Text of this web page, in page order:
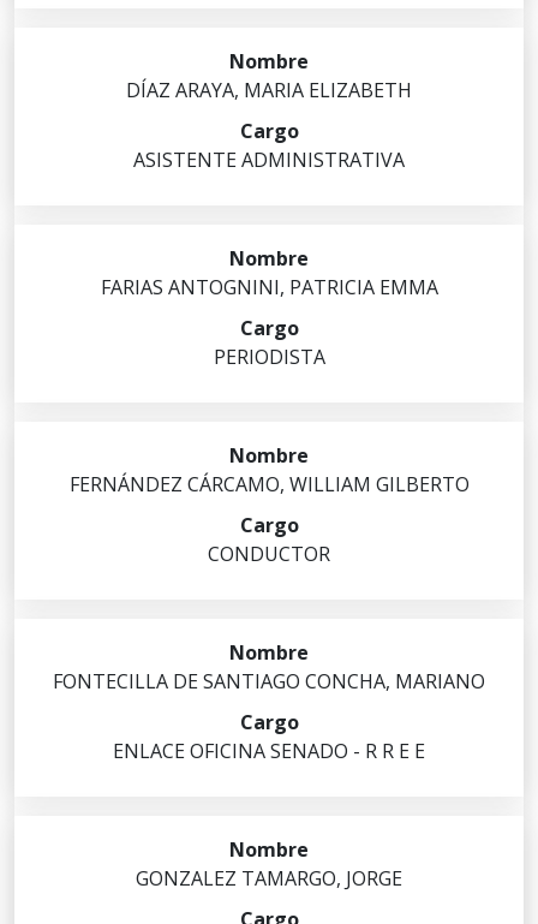
DÍAZ ARAYA, MARIA ELIZABETH
ASISTENTE ADMINISTRATIVA
FARIAS ANTOGNINI, PATRICIA EMMA
PERIODISTA
FERNÁNDEZ CÁRCAMO, WILLIAM GILBERTO
CONDUCTOR
FONTECILLA DE SANTIAGO CONCHA, MARIANO
ENLACE OFICINA SENADO - R R E E
GONZALEZ TAMARGO, JORGE